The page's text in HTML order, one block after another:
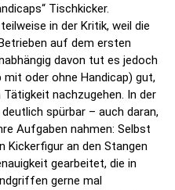
Tischkicker.
in der Kritik, weil die
auf dem ersten
davon tut es jedoch
oder ohne Handicap) gut,
nachzugehen. In der
spürbar – auch daran,
Aufgaben nahmen: Selbst
Kickerfigur an den Stangen
gearbeitet, die in
gerne mal